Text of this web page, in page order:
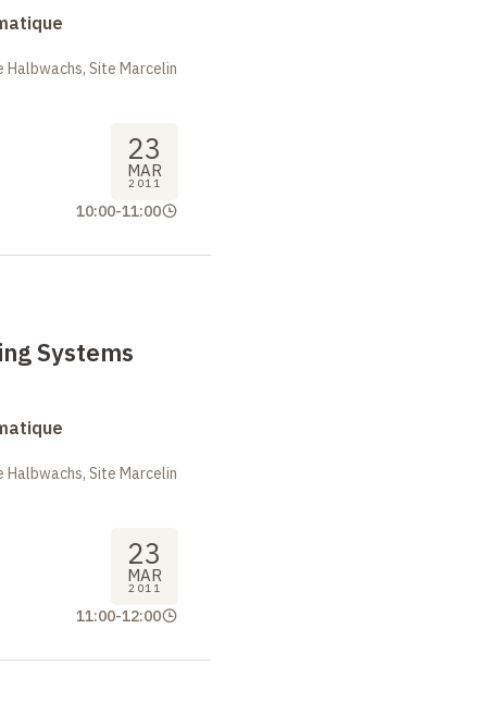
Site Marcelin
23
MAR
2011
10:00-11:00
Systems
Site Marcelin
23
MAR
2011
11:00-12:00